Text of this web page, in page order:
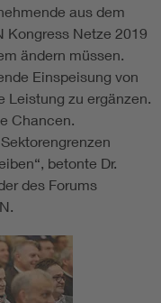
aus dem
Kongress Netze 2019
ändern müssen.
Einspeisung von
Leistung zu ergänzen.
Chancen.
betonte Dr.
des Forums